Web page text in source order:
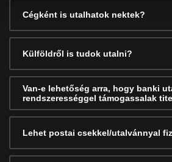
Cégként is utalhatok nektek?
Külföldről is tudok utalni?
Van-e lehetőség arra, hogy banki
rendszerességgel támogassalak
Lehet postai csekkel/utalvánnyal